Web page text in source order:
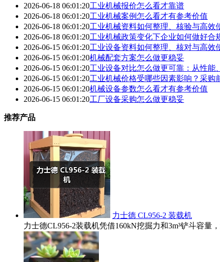
2026-06-18 06:01:20工业机械报价怎么看才靠谱
2026-06-18 06:01:20工业机械案例怎么看才有参考价值
2026-06-18 06:01:20工业机械资料如何整理、核验与高效
2026-06-18 06:01:20工业机械政策变化下企业如何做好合
2026-06-15 06:01:20工业设备资料如何整理、核对与高效
2026-06-15 06:01:20机械配套方案怎么做更稳妥
2026-06-15 06:01:20工业设备对比怎么做更可靠：从性能
2026-06-15 06:01:20工业机械价格受哪些因素影响？采购
2026-06-15 06:01:20机械设备参数怎么看才有参考价值
2026-06-15 06:01:20工厂设备采购怎么做更稳妥
推荐产品
力士德 CL956-2 装载机
力士德CL956-2装载机凭借160kN挖掘力和3m³铲斗容量